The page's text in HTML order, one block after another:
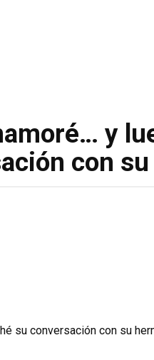
y
con
su conversación con su